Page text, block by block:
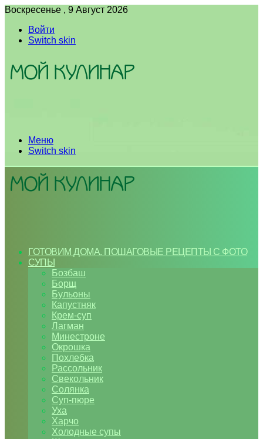
Воскресенье , 9 Август 2026
Войти
Switch skin
Меню
Switch skin
ГОТОВИМ ДОМА. ПОШАГОВЫЕ РЕЦЕПТЫ С ФОТО
СУПЫ
Бозбаш
Борщ
Бульоны
Капустняк
Крем-суп
Лагман
Минестроне
Окрошка
Похлебка
Рассольник
Свекольник
Солянка
Суп-пюре
Уха
Харчо
Холодные супы